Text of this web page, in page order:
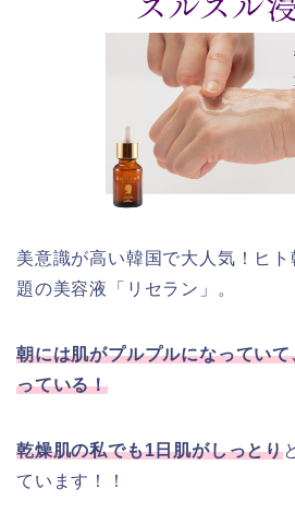
美意識が高い韓国で大人気！ヒ
題の美容液「リセラン」。
朝には肌がプルプルになってい
っている！
乾燥肌の私でも1日肌がしっとり
ています！！